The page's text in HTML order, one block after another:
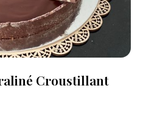
Croustillant